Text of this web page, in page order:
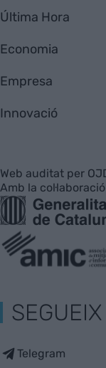
Última Hora
Economia
Empresa
Innovació
Web auditat per
Amb la
Telegram